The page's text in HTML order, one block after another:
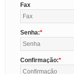
Fax
Senha:
Confirmação: